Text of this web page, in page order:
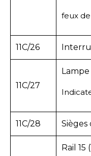
feux
11C/26
11C/27
Lampe
11C/28 Sièges
Rail 15